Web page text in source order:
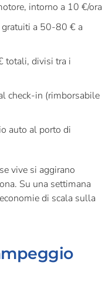
intorno a 10 €/ora
a 50-80 € a
totali, divisi tra i
check-in (rimborsabile
auto al porto di
vive si aggirano
Su una settimana
di scala sulla